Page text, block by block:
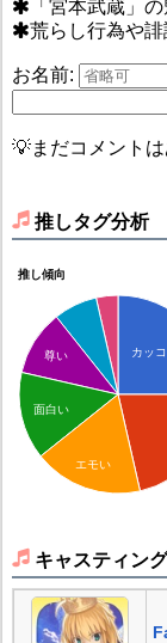
「宮本武蔵」
荒らし行為や
お名前:
💡まだコメント
推しタグ分析
推し傾向
カッ
尊い
面白い
エモい
キャスティン